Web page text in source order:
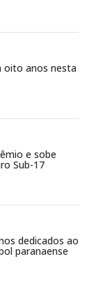
oito anos nesta
e sobe
Sub-17
dedicados ao
paranaense